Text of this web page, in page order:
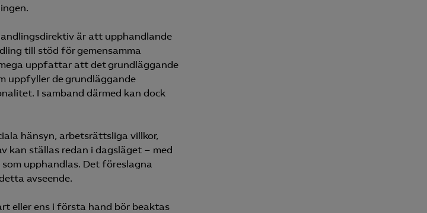
är att upphandlande
till stöd för gemensamma
uppfattar att det grundläggande
uppfyller de grundläggande
I samband därmed kan dock
hänsyn, arbetsrättsliga villkor,
kan ställas redan i dagsläget – med
upphandlas. Det föreslagna
avseende.
eller ens i första hand bör beaktas